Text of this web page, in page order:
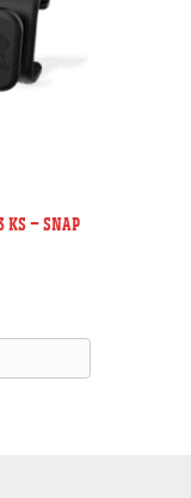
KS – SNAP